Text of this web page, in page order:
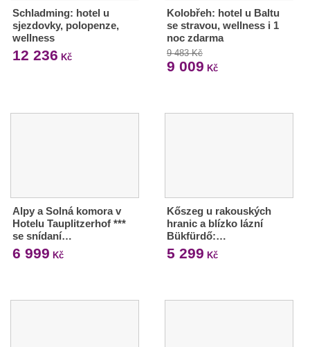
Schladming: hotel u
sjezdovky, polopenze,
wellness
12 236 Kč
Kolobřeh: hotel u Baltu
se stravou, wellness i 1
noc zdarma
9 483 Kč
9 009 Kč
Alpy a Solná komora v
Hotelu Tauplitzerhof ***
se snídaní…
6 999 Kč
Kőszeg u rakouských
hranic a blízko lázní
Bükfürdő:…
5 299 Kč